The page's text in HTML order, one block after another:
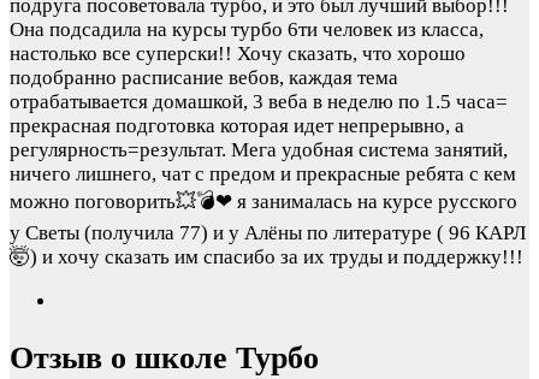
подруга посоветовала турбо, и это был лучший выбор!!!
Она подсадила на курсы турбо 6ти человек из класса,
настолько все суперски!! Хочу сказать, что хорошо
подобранно расписание вебов, каждая тема
отрабатывается домашкой, 3 веба в неделю по 1.5 часа=
прекрасная подготовка которая идет непрерывно, а
регулярность=результат. Мега удобная система занятий,
ничего лишнего, чат с предом и прекрасные ребята с кем
можно поговорить💥💣❤ я занималась на курсе русского
у Светы (получила 77) и у Алёны по литературе ( 96 КАРЛ
🤯) и хочу сказать им спасибо за их труды и поддержку!!!
Отзыв о школе Турбо